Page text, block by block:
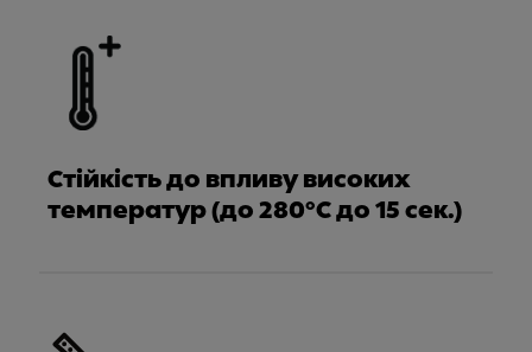
Стійкість до впливу високих
температур (до 280°C до 15 сек.)